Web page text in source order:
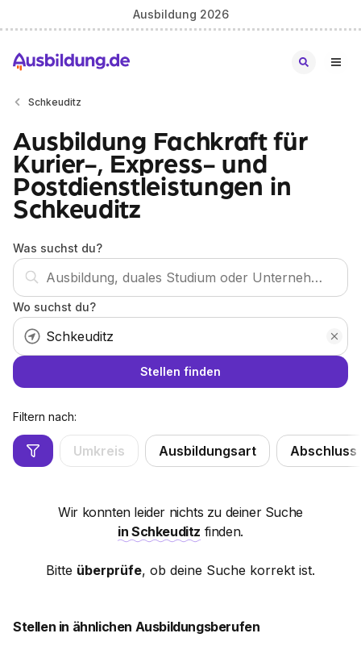
Ausbildung 2026
Schkeuditz
Ausbildung Fachkraft für
Kurier-, Express- und
Postdienstleistungen in
Schkeuditz
Was suchst du?
Wo suchst du?
Stellen finden
Filtern nach:
Umkreis Ausbildungsart Abschluss
Wir konnten leider nichts zu deiner Suche
in Schkeuditz finden.
Bitte überprüfe, ob deine Suche korrekt ist.
Stellen in ähnlichen Ausbildungsberufen